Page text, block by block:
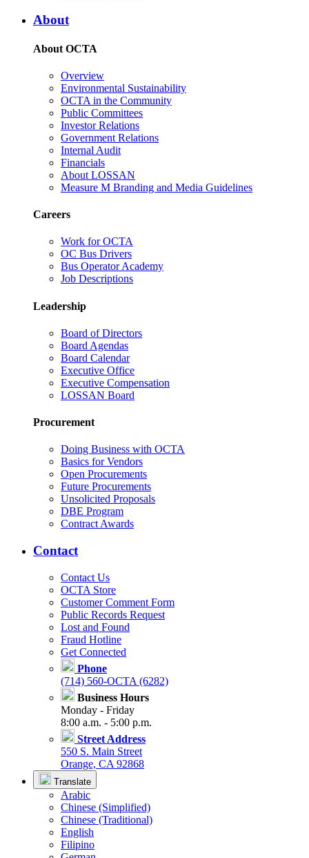
About
About OCTA
Overview
Environmental Sustainability
OCTA in the Community
Public Committees
Investor Relations
Government Relations
Internal Audit
Financials
About LOSSAN
Measure M Branding and Media Guidelines
Careers
Work for OCTA
OC Bus Drivers
Bus Operator Academy
Job Descriptions
Leadership
Board of Directors
Board Agendas
Board Calendar
Executive Office
Executive Compensation
LOSSAN Board
Procurement
Doing Business with OCTA
Basics for Vendors
Open Procurements
Future Procurements
Unsolicited Proposals
DBE Program
Contract Awards
Contact
Contact Us
OCTA Store
Customer Comment Form
Public Records Request
Lost and Found
Fraud Hotline
Get Connected
Phone
(714) 560-OCTA (6282)
Business Hours
Monday - Friday
8:00 a.m. - 5:00 p.m.
Street Address
550 S. Main Street
Orange, CA 92868
Translate
Arabic
Chinese (Simplified)
Chinese (Traditional)
English
Filipino